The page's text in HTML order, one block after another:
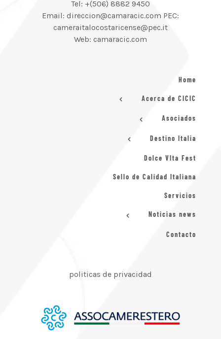
Tel: +(506) 8882 9450
Email: direccion@camaracic.com PEC:
cameraitalocostaricense@pec.it
Web: camaracic.com
Home
Acerca de CICIC
Asociados
Destino Italia
Dolce VIta Fest
Sello de Calidad Italiana
Servicios
Noticias news
Contacto
politicas de privacidad